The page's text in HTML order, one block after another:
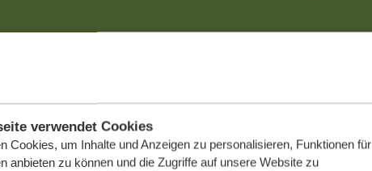
verwendet Cookies
Cookies, um Inhalte und Anzeigen zu personalisieren, Funktionen für
anbieten zu können und die Zugriffe auf unsere Website zu